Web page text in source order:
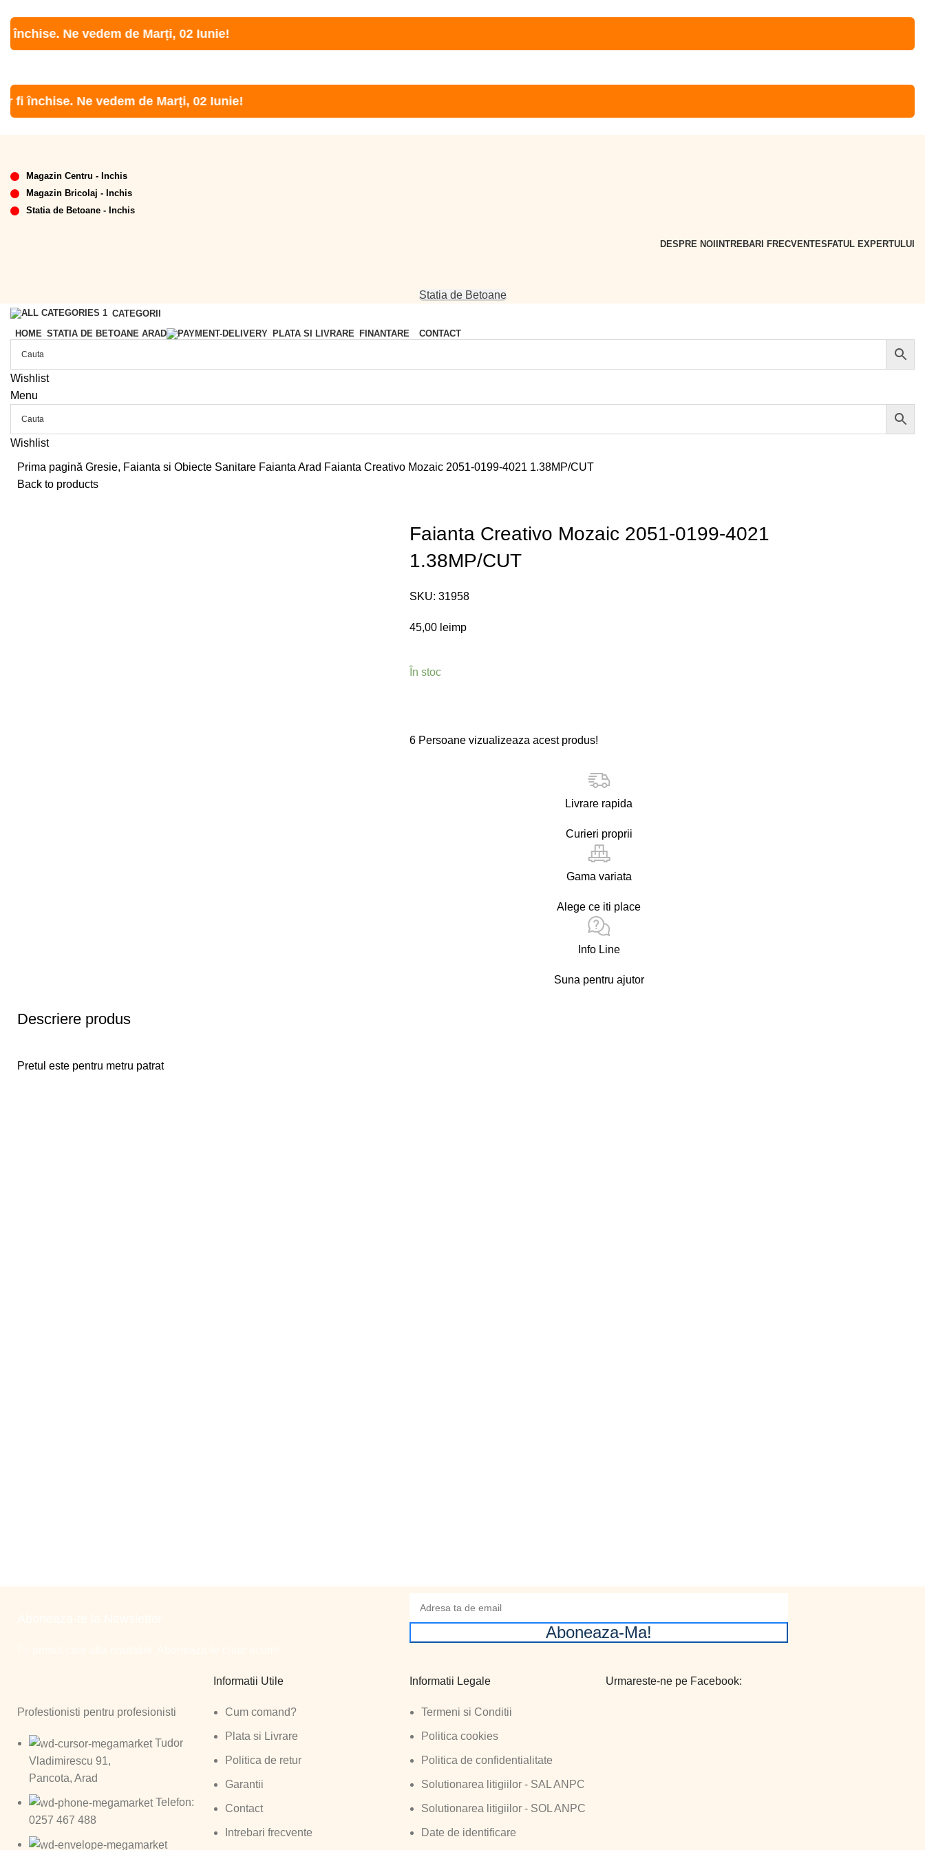
Ne vedem de Marți, 02 Iunie!
Ne vedem de Marți, 02 Iunie!
Magazin Centru - Inchis
Magazin Bricolaj - Inchis
Statia de Betoane - Inchis
DESPRE NOI INTREBARI FRECVENTESFATUL EXPERTULUI
Statia de Betoane
CATEGORII
HOME STATIA DE BETOANE ARAD PLATA SI LIVRARE FINANTARE CONTACT
Wishlist
Menu
Wishlist
Prima pagină Gresie, Faianta si Obiecte Sanitare Faianta Arad Faianta Creativo Mozaic 2051-0199-4021 1.38MP/CUT
Back to products
Faianta Creativo Mozaic 2051-0199-4021
1.38MP/CUT
SKU: 31958
45,00 leimp
În stoc
6 Persoane vizualizeaza acest produs!
Livrare rapida
Curieri proprii
Gama variata
Alege ce iti place
Info Line
Suna pentru ajutor
Descriere produs
Pretul este pentru metru patrat
Aboneaza-Ma!
Profestionisti pentru profesionisti
Tudor
Vladimirescu 91,
Pancota, Arad
Telefon:
0257 467 488
Informatii Utile
Cum comand?
Plata si Livrare
Politica de retur
Garantii
Contact
Intrebari frecvente
Informatii Legale
Termeni si Conditii
Politica cookies
Politica de confidentialitate
Solutionarea litigiilor - SAL ANPC
Solutionarea litigiilor - SOL ANPC
Date de identificare
Urmareste-ne pe Facebook: